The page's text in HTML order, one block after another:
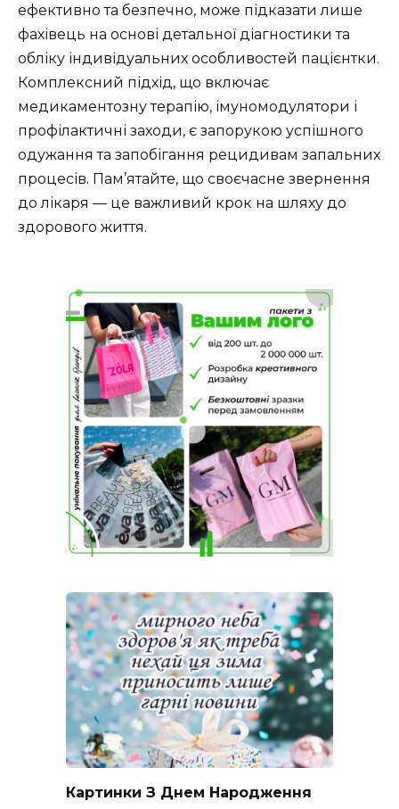
ефективно та безпечно, може підказати лише
фахівець на основі детальної діагностики та
обліку індивідуальних особливостей пацієнтки.
Комплексний підхід, що включає
медикаментозну терапію, імуномодулятори і
профілактичні заходи, є запорукою успішного
одужання та запобігання рецидивам запальних
процесів. Пам’ятайте, що своєчасне звернення
до лікаря — це важливий крок на шляху до
здорового життя.
Картинки З Днем Народження